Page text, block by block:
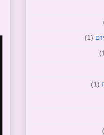
(1)
(1)